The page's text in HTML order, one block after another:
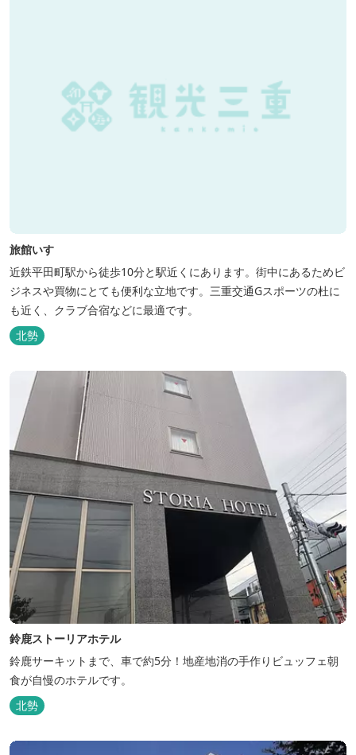
旅館いすゞ
近鉄平田町駅から徒歩10分と駅近くにあります。街中にあるためビ
ジネスや買物にとても便利な立地です。三重交通Gスポーツの杜に
も近く、クラブ合宿などに最適です。
北勢
鈴鹿ストーリアホテル
鈴鹿サーキットまで、車で約5分！地産地消の手作りビュッフェ朝
食が自慢のホテルです。
北勢